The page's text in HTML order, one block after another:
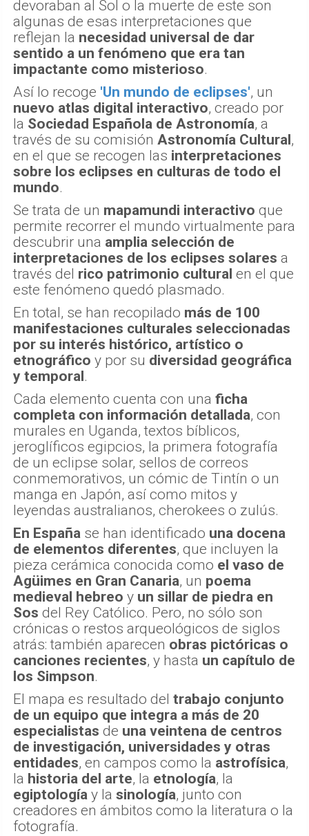
devoraban al Sol o la muerte de este son
algunas de esas interpretaciones que
reflejan la necesidad universal de dar
sentido a un fenómeno que era tan
impactante como misterioso.
Así lo recoge 'Un mundo de eclipses', un
nuevo atlas digital interactivo, creado por
la Sociedad Española de Astronomía, a
través de su comisión Astronomía Cultural,
en el que se recogen las interpretaciones
sobre los eclipses en culturas de todo el
mundo.
Se trata de un mapamundi interactivo que
permite recorrer el mundo virtualmente para
descubrir una amplia selección de
interpretaciones de los eclipses solares a
través del rico patrimonio cultural en el que
este fenómeno quedó plasmado.
En total, se han recopilado más de 100
manifestaciones culturales seleccionadas
por su interés histórico, artístico o
etnográfico y por su diversidad geográfica
y temporal.
Cada elemento cuenta con una ficha
completa con información detallada, con
murales en Uganda, textos bíblicos,
jeroglíficos egipcios, la primera fotografía
de un eclipse solar, sellos de correos
conmemorativos, un cómic de Tintín o un
manga en Japón, así como mitos y
leyendas australianos, cherokees o zulús.
En España se han identificado una docena
de elementos diferentes, que incluyen la
pieza cerámica conocida como el vaso de
Agüimes en Gran Canaria, un poema
medieval hebreo y un sillar de piedra en
Sos del Rey Católico. Pero, no sólo son
crónicas o restos arqueológicos de siglos
atrás: también aparecen obras pictóricas o
canciones recientes, y hasta un capítulo de
los Simpson.
El mapa es resultado del trabajo conjunto
de un equipo que integra a más de 20
especialistas de una veintena de centros
de investigación, universidades y otras
entidades, en campos como la astrofísica,
la historia del arte, la etnología, la
egiptología y la sinología, junto con
creadores en ámbitos como la literatura o la
fotografía.